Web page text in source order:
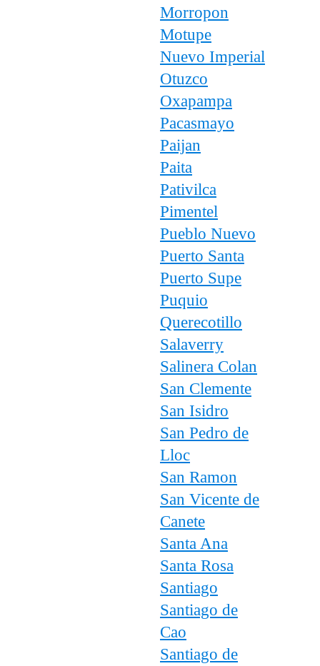
Morropon
Motupe
Nuevo Imperial
Otuzco
Oxapampa
Pacasmayo
Paijan
Paita
Pativilca
Pimentel
Pueblo Nuevo
Puerto Santa
Puerto Supe
Puquio
Querecotillo
Salaverry
Salinera Colan
San Clemente
San Isidro
San Pedro de
Lloc
San Ramon
San Vicente de
Canete
Santa Ana
Santa Rosa
Santiago
Santiago de
Cao
Santiago de